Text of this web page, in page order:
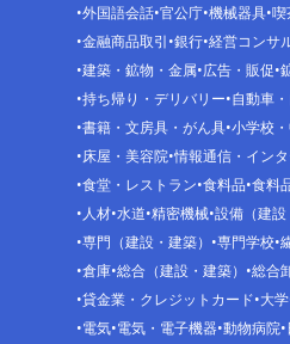
外国語会話 官公庁 機械器具 喫
金融商品取引 銀行 経営コンサ
建築・鉱物・金属 広告・販促
持ち帰り・デリバリー 自動車
書籍・文房具・がん具 小学校
床屋・美容院 情報通信・イン
食堂・レストラン 食料品 食料
人材 水道 精密機械 設備（建設
専門（建設・建築）
専門学校
倉庫 総合（建設・建築）
総合
貸金業・クレジットカード 大学
電気 電気・電子機器 動物病院